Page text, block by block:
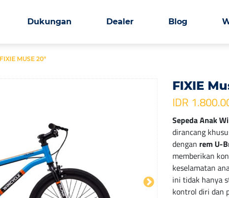
Dukungan Dealer Blog
FIXIE MUSE 20″
FIXIE
IDR
Sepeda Anak
dirancang
dengan rem U-
memberikan
keselamatan
ini tidak hanya
kontrol diri dan